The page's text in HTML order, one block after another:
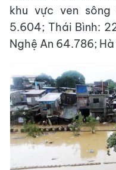
khu vực ven
5.604; Thái Bình:
Nghệ An 64.786;